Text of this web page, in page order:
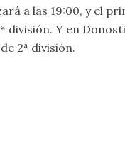
a las 19:00, y el
división. Y en
2ª división.